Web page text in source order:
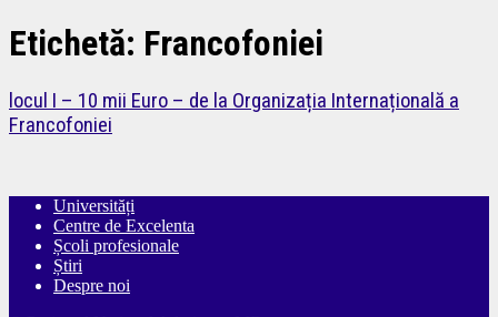
Etichetă: Francofoniei
locul I – 10 mii Euro – de la Organizația Internațională a
Francofoniei
Universități
Centre de Excelenta
Școli profesionale
Știri
Despre noi